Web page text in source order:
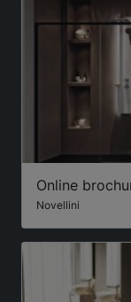
Online
Novellini